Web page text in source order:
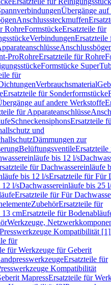
Übergänge auf
Anschlusssteckmuffen
RohreFormstückeErsatzteile für
VerbindungenErsatzteile
ProRohreErsatzteile für Rohre
Formstücke
für
Verbrauchsmaterial
Ersatzteile für Sonderformstücke
auf andere Werkstoffe
für Apparateanschlüsse
SchneckensiphonsErsatzteile
und
Dämmungen zur
BelüftungsventileErsatzteile
bis 12 l/s
für Dachwassereinläufe
bis 12 l/sErsatzteile für Für
12 l/sDachwassereinläufe bis 25
Ersatzteile für Für
ZubehörErsatzteile für
13 cmErsatzteile für
Werkzeuge,
Presswerkzeuge Kompatibilität [1]
für
für Werkzeuge für Geberit
Ersatzteile für
Kompatibilität
MapressErsatzteile für